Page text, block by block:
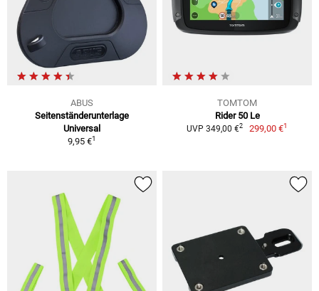
ABUS
Seitenständerunterlage
Universal
9,95 €1
TOMTOM
Rider 50 Le
UVP 349,00 €2 299,00 €1